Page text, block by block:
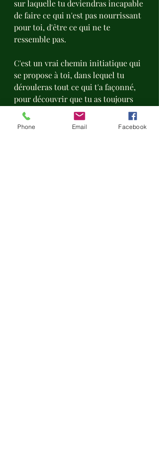
sur laquelle tu deviendras incapable
de faire ce qui n'est pas nourrissant
pour toi, d'être ce qui ne te
ressemble pas.
C'est un vrai chemin initiatique qui
se propose à toi, dans lequel tu
dérouleras tout ce qui t'a façonné,
pour découvrir que tu as toujours
été, parfait.e dans tout ce que tu as
vécu🌟
Phone Email Facebook